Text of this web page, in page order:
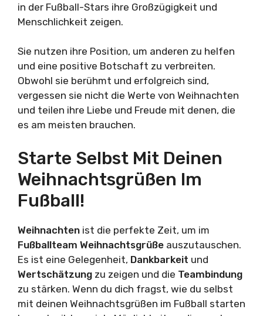
in der Fußball-Stars ihre Großzügigkeit und
Menschlichkeit zeigen.
Sie nutzen ihre Position, um anderen zu helfen
und eine positive Botschaft zu verbreiten.
Obwohl sie berühmt und erfolgreich sind,
vergessen sie nicht die Werte von Weihnachten
und teilen ihre Liebe und Freude mit denen, die
es am meisten brauchen.
Starte Selbst Mit Deinen
Weihnachtsgrüßen Im
Fußball!
Weihnachten ist die perfekte Zeit, um im
Fußballteam Weihnachtsgrüße auszutauschen.
Es ist eine Gelegenheit, Dankbarkeit und
Wertschätzung zu zeigen und die Teambindung
zu stärken. Wenn du dich fragst, wie du selbst
mit deinen Weihnachtsgrüßen im Fußball starten